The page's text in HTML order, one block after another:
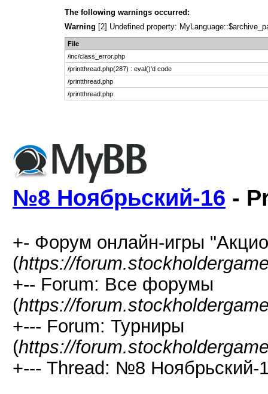
The following warnings occurred:
Warning [2] Undefined property:
File
/inc/class_error.php
/printthread.php(287) : eval()'d code
/printthread.php
/printthread.php
№8 Ноябрьский-16 -
+- Форум онлайн-игры
(https://
+-- Forum: Все форумы
(https://
+--- Forum: Турниры
(https://
+--- Thread: №8 Ноябрьский-